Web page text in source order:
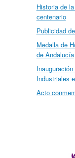
Historia de
centenario
Publicidad
Medalla de
de Andalucía
Industriales
Acto